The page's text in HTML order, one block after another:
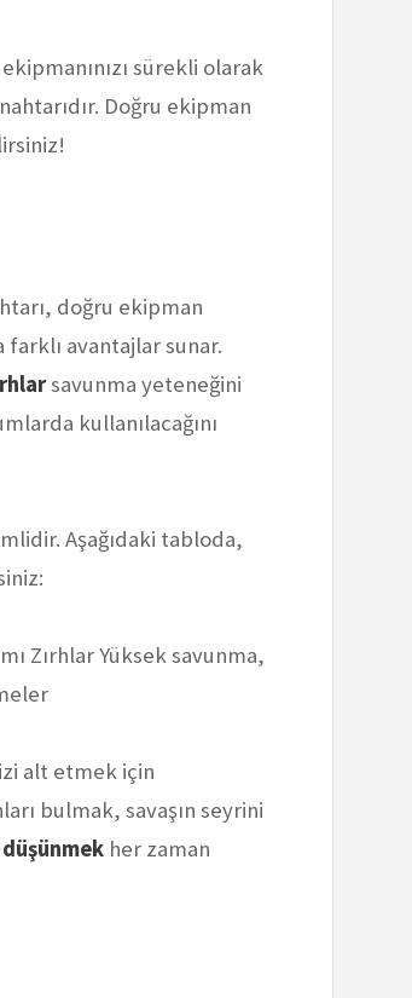
sürekli olarak
Doğru ekipman
doğru ekipman
avantajlar sunar.
savunma yeteneğini
kullanılacağını
Aşağıdaki tabloda,
Zırhlar Yüksek savunma,
alt etmek için
bulmak, savaşın seyrini
her zaman